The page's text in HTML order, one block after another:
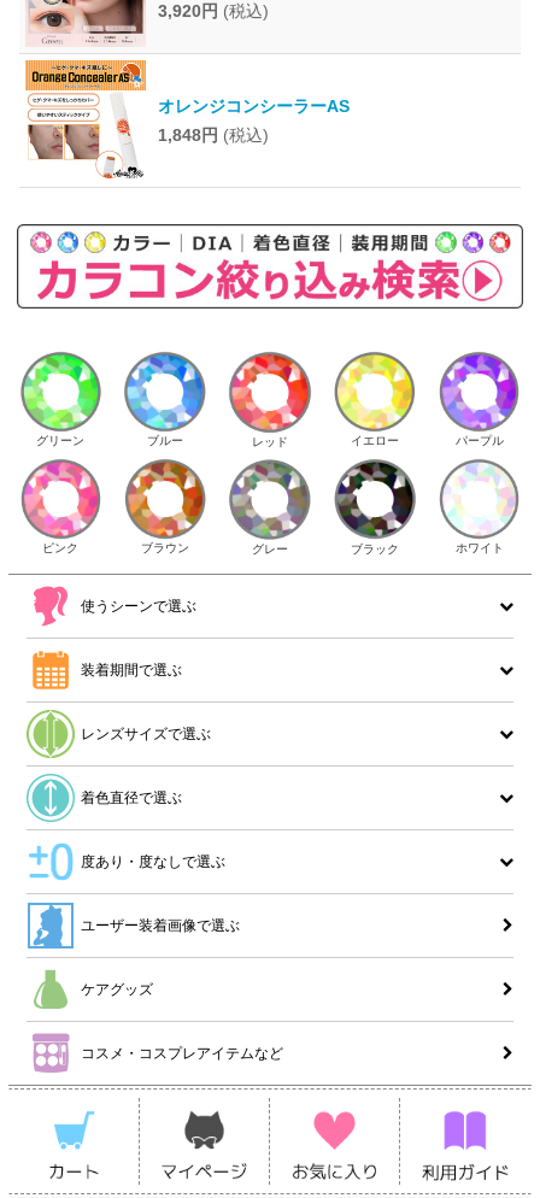
3,920円 (税込)
オレンジコンシーラーAS
1,848円 (税込)
グリーン ブルー レッド イエロー パープル
ピンク ブラウン グレー ブラック ホワイト
使うシーンで選ぶ
装着期間で選ぶ
レンズサイズで選ぶ
着色直径で選ぶ
度あり・度なしで選ぶ
ユーザー装着画像で選ぶ
ケアグッズ
コスメ・コスプレアイテムなど